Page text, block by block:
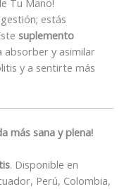
estás
suplemento
absorber y asimilar
y a sentirte más
más sana y plena!
. Disponible en
Perú, Colombia,